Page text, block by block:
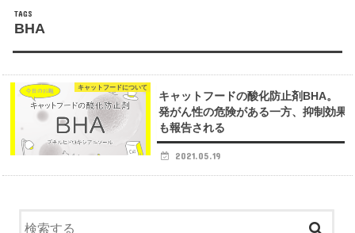
BHA
キャットフードについて
キャットフードの酸化防止剤BHA。
発がん性の危険がある一方、抑制効果
も報告される
2021.05.19